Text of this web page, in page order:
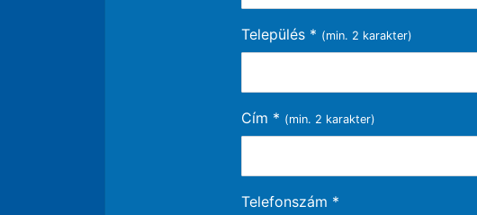
Település * (min. 2 karakter)
Cím * (min. 2 karakter)
Telefonszám *